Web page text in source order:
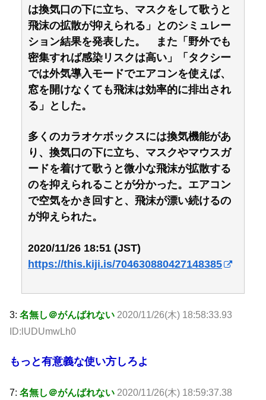
は換気口の下に立ち、マスクをして歌うと
飛沫の拡散が抑えられる」とのシミュレー
ション結果を発表した。 また「野外でも
密集すれば感染リスクは高い」「タクシー
では外気導入モードでエアコンを使えば、
窓を開けなくても飛沫は効率的に排出され
る」とした。
多くのカラオケボックスには換気機能があ
り、換気口の下に立ち、マスクやマウスガ
ードを着けて歌うと微小な飛沫が拡散する
のを抑えられることが分かった。エアコン
で空気をかき回すと、飛沫が漂い続けるの
が抑えられた。
2020/11/26 18:51 (JST)
https://this.kiji.is/704630880427148385
3: 名無し＠がんばれない 2020/11/26(木) 18:58:33.93
ID:lUDUmwLh0
もっと有意義な使い方しろよ
7: 名無し＠がんばれない 2020/11/26(木) 18:59:37.38